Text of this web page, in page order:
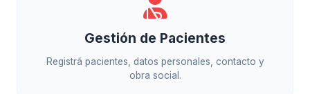
Gestión de Pacientes
Registrá pacientes, datos personales, contacto y
obra social.